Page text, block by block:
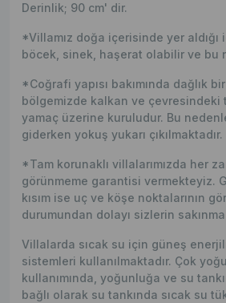
Derinlik; 90 cm' dir.
*Villamız doğa içerisinde yer aldığı
böcek, sinek, haşerat olabilir ve bu
*Coğrafi yapısı bakımında dağlık
bölgemizde kalkan ve çevresindeki
yamaç üzerine kuruludur. Bu
giderken yokuş yukarı çıkılmaktadır.
*Tam korunaklı villalarımızda her
görünmeme garantisi vermekteyiz.
kısım ise uç ve köşe noktalarının
durumundan dolayı sizlerin sakınma
Villalarda sıcak su için güneş enerjili
sistemleri kullanılmaktadır. Çok
kullanımında, yoğunluğa ve su
bağlı olarak su tankında sıcak su